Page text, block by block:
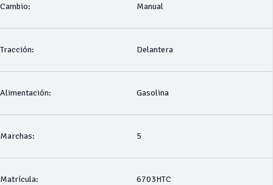
Cambio: Manual
Tracción: Delantera
Alimentación: Gasolina
Marchas: 5
Matrícula: 6703HTC